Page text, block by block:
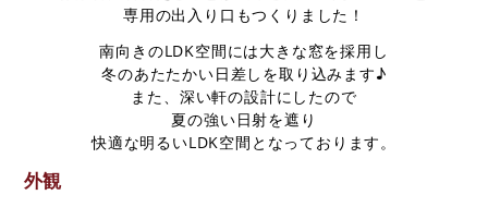
ORINASについて
会社概要
代表挨拶
スタッフ紹介
専用の出入り口もつくりました！
南向きのLDK空間には大きな窓を採用し
冬のあたたかい日差しを取り込みます♪
また、深い軒の設計にしたので
夏の強い日射を遮り
快適な明るいLDK空間となっております。
外観